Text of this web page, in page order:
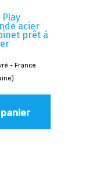
Play
acier
prêt à
- France